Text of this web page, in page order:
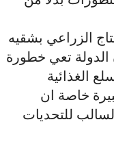
الزراعي بشقيه
الدولة تعي خطورة
الغذائية
خاصة ان
للتحديات